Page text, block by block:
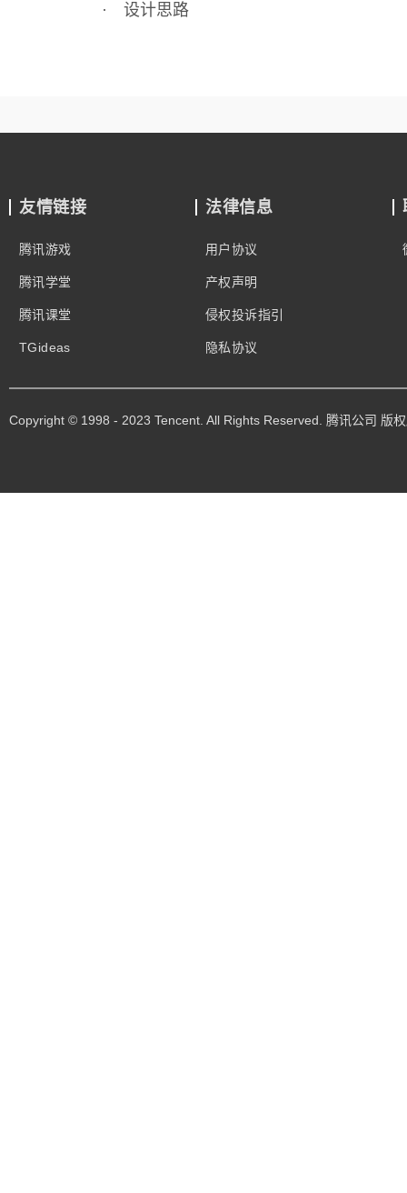
· 设计思路
友情链接
腾讯游戏
腾讯学堂
腾讯课堂
TGideas
法律信息
用户协议
产权声明
侵权投诉指引
隐私协议
Copyright © 1998 - 2023 Tencent. All Rights Reserved. 腾讯公司 版